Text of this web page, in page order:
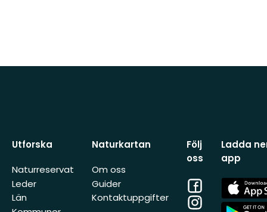
Utforska
Naturreservat
Leder
Län
Naturkartan
Om oss
Guider
Kontaktuppgifter
Följ
oss
Facebook
Instagram
Ladda
app
App
Store
App